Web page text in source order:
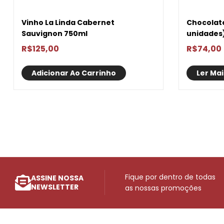
Vinho La Linda Cabernet
Sauvignon 750ml
R$125,00
Adicionar Ao Carrinho
R$74,00
Ler
ASSINE NOSSA
NEWSLETTER
Fique por dentro de todas
as nossas promoções